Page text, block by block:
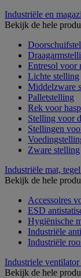
Industriële en
Bekijk de hele
Entresol voor
Lichte stelling
Middelzware
Palletstelling
Rek voor
Stelling voor
Stellingen
Zware stelling
Industriële mat,
Bekijk de hele
Accessoires
ESD
Hygiënische
Industriële
Industriële
Industriele
Bekijk de hele